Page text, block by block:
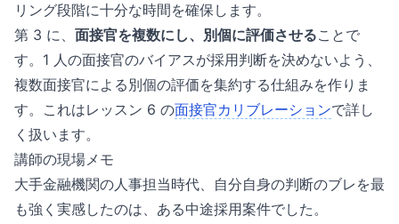
リング段階に十分な時間を確保します。
第 3 に、 面接官を複数にし、別個に評価させることで
す。1 人の面接官のバイアスが採用判断を決めないよう、
複数面接官による別個の評価を集約する仕組みを作りま
す。これはレッスン 6 の面接官カリブレーションで詳し
く扱います。
講師の現場メモ
大手金融機関の人事担当時代、自分自身の判断のブレを最
も強く実感したのは、ある中途採用案件でした。